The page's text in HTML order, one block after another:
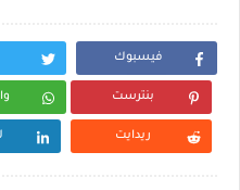
فيسبوك
بنترست
ريدايت